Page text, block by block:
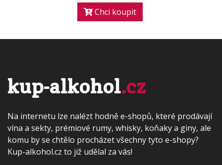
Chci koupit
kup-alkohol.cz
Na internetu lze nalézt hodně e-shopů, které prodávají
vína a sekty, prémiové rumy, whisky, koňaky a giny, ale
komu by se chtělo procházet všechny tyto e-shopy?
Kup-alkohol.cz to již udělal za vás!